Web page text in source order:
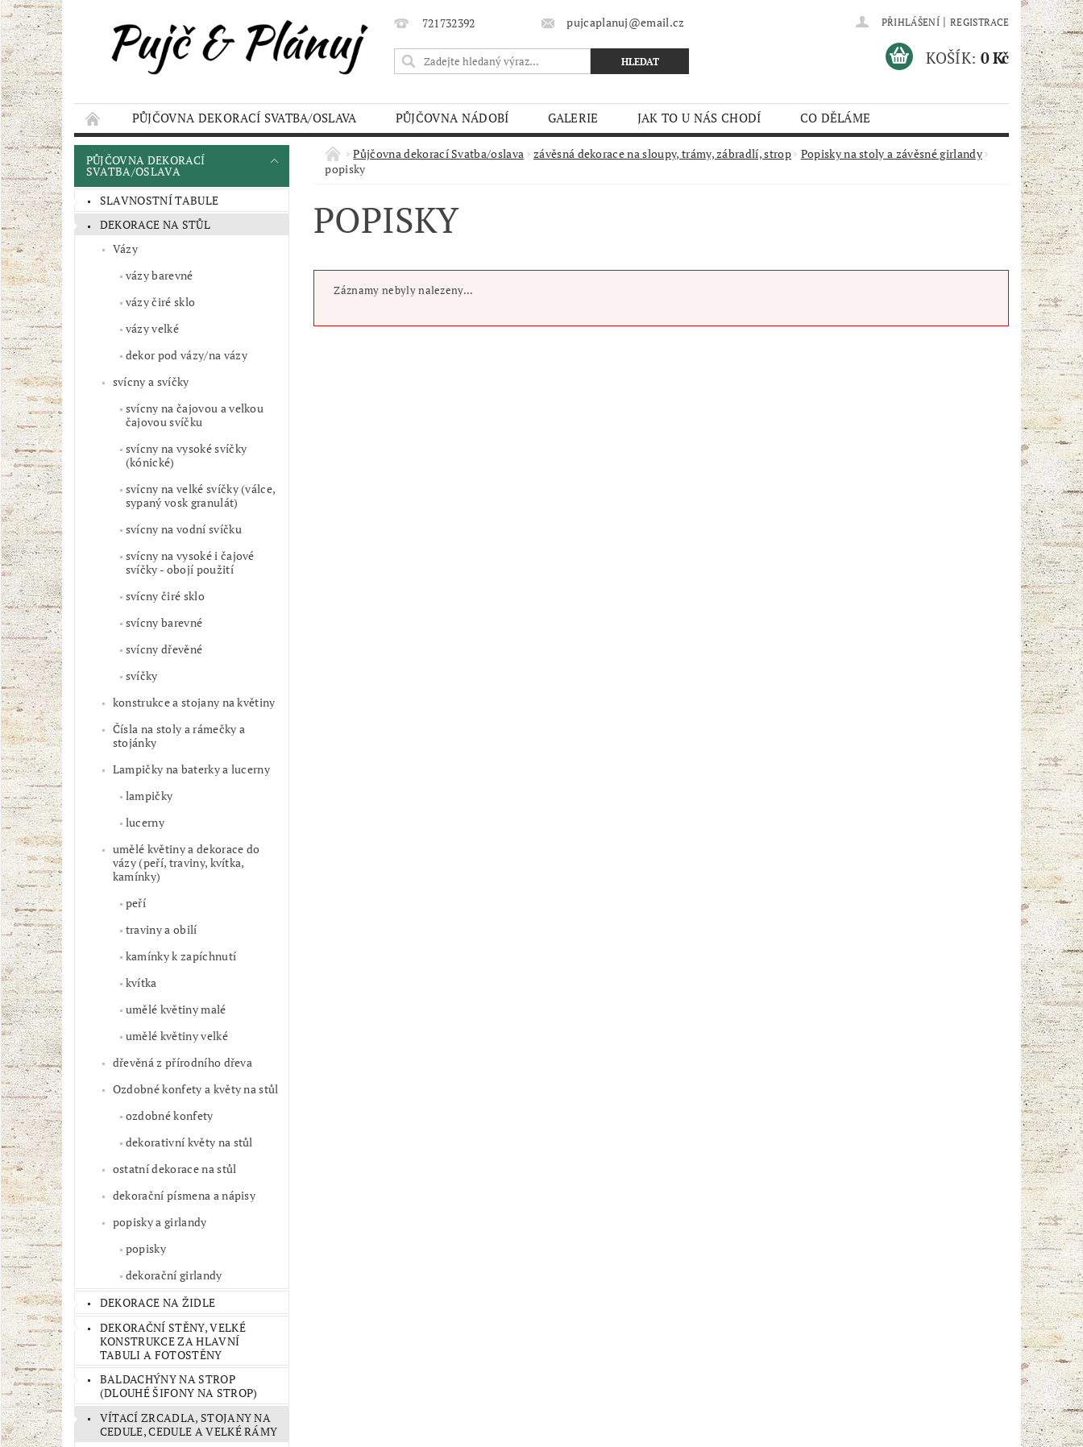
721732392 pujcaplanuj@email.cz PŘIHLÁŠENÍ | REGISTRACE
KOŠÍK: 0 Kč
PŮJČOVNA DEKORACÍ SVATBA/OSLAVA PŮJČOVNA NÁDOBÍ GALERIE JAK TO U NÁS CHODÍ
CO DĚLÁME
KONTAKT
AKCE OBCHODNÍ PODMÍNKY
PŮJČOVNA DEKORACÍ
SVATBA/OSLAVA
SLAVNOSTNÍ TABULE
DEKORACE NA STŮL
Vázy
vázy barevné
vázy čiré sklo
vázy velké
dekor pod vázy/na vázy
svícny a svíčky
svícny na čajovou a velkou
čajovou svíčku
svícny na vysoké svíčky
(kónické)
svícny na velké svíčky (válce,
sypaný vosk granulát)
svícny na vodní svíčku
svícny na vysoké i čajové
svíčky - obojí použití
svícny čiré sklo
svícny barevné
svícny dřevěné
svíčky
konstrukce a stojany na květiny
Čísla na stoly a rámečky a
stojánky
Lampičky na baterky a lucerny
lampičky
lucerny
umělé květiny a dekorace do
vázy (peří, traviny, kvítka,
kamínky)
peří
traviny a obilí
kamínky k zapíchnutí
kvítka
umělé květiny malé
umělé květiny velké
dřevěná z přírodního dřeva
Ozdobné konfety a květy na stůl
ozdobné konfety
dekorativní květy na stůl
ostatní dekorace na stůl
dekorační písmena a nápisy
popisky a girlandy
popisky
dekorační girlandy
DEKORACE NA ŽIDLE
DEKORAČNÍ STĚNY, VELKÉ
KONSTRUKCE ZA HLAVNÍ
TABULI A FOTOSTĚNY
BALDACHÝNY NA STROP
(DLOUHÉ ŠIFONY NA STROP)
VÍTACÍ ZRCADLA, STOJANY NA
CEDULE, CEDULE A VELKÉ RÁMY
Půjčovna dekorací Svatba/oslava závěsná dekorace na sloupy, trámy, zábradlí, strop
Popisky na stoly a závěsné girlandy
popisky
POPISKY
Záznamy nebyly nalezeny...